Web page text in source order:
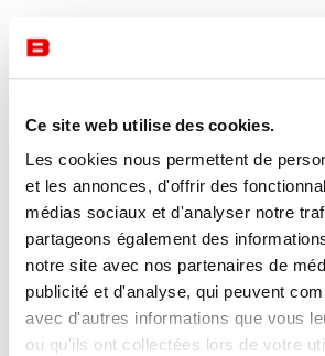
Ce site web utilise des cookies.
Les cookies nous permettent de
et les annonces, d'offrir des
médias sociaux et d'analyser notre
partageons également des
notre site avec nos partenaires de
publicité et d'analyse, qui peuvent
avec d'autres informations que vous
ou qu'ils ont collectées lors de votre
Design Charles & Ray Eames
Charles et Ray Eames ont conçu le Lounge
1950 dans le but de créer un fauteuil élégant
Considéré aujourd'hui comme l’un des
design mobilier du XXe siècle, il est fabriqué
un procédé quasiment inchangé. Disponible
différentes combinaisons de revêtements
bois et de piètements, le Lounge Chair est